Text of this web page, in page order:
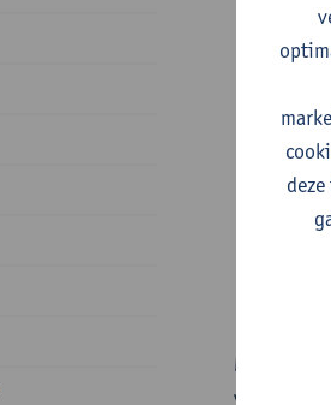
Maar er
van de 18-